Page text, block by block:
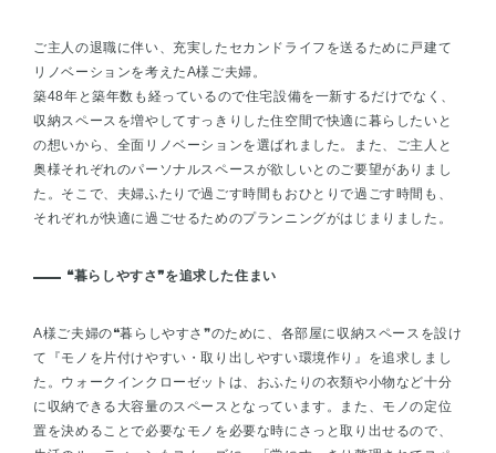
ご主人の退職に伴い、充実したセカンドライフを送るために戸建て
リノベーションを考えたA様ご夫婦。
築48年と築年数も経っているので住宅設備を一新するだけでなく、
収納スペースを増やしてすっきりした住空間で快適に暮らしたいと
の想いから、全面リノベーションを選ばれました。また、ご主人と
奥様それぞれのパーソナルスペースが欲しいとのご要望がありまし
た。そこで、夫婦ふたりで過ごす時間もおひとりで過ごす時間も、
それぞれが快適に過ごせるためのプランニングがはじまりました。
❝暮らしやすさ❞を追求した住まい
A様ご夫婦の❝暮らしやすさ❞のために、各部屋に収納スペースを設け
て『モノを片付けやすい・取り出しやすい環境作り』を追求しまし
た。ウォークインクローゼットは、おふたりの衣類や小物など十分
に収納できる大容量のスペースとなっています。また、モノの定位
置を決めることで必要なモノを必要な時にさっと取り出せるので、